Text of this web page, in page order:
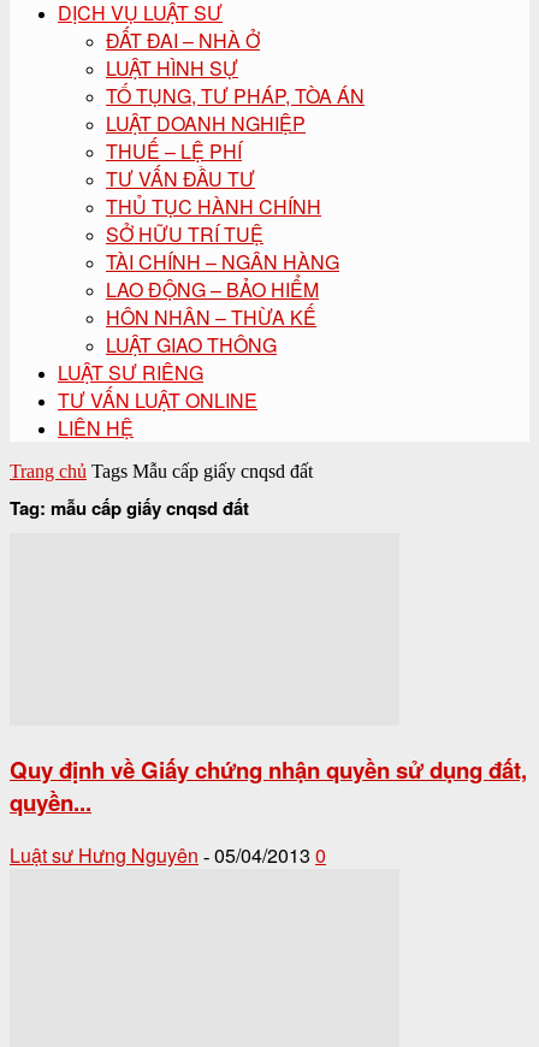
DỊCH VỤ LUẬT SƯ
ĐẤT ĐAI – NHÀ Ở
LUẬT HÌNH SỰ
TỐ TỤNG, TƯ PHÁP, TÒA ÁN
LUẬT DOANH NGHIỆP
THUẾ – LỆ PHÍ
TƯ VẤN ĐẦU TƯ
THỦ TỤC HÀNH CHÍNH
SỞ HỮU TRÍ TUỆ
TÀI CHÍNH – NGÂN HÀNG
LAO ĐỘNG – BẢO HIỂM
HÔN NHÂN – THỪA KẾ
LUẬT GIAO THÔNG
LUẬT SƯ RIÊNG
TƯ VẤN LUẬT ONLINE
LIÊN HỆ
Trang chủ Tags Mẫu cấp giấy cnqsd đất
Tag: mẫu cấp giấy cnqsd đất
Quy định về Giấy chứng nhận quyền sử dụng đất,
quyền...
Luật sư Hưng Nguyên - 05/04/2013 0